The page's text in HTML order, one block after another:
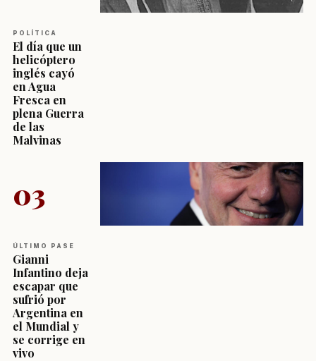
POLÍTICA
El día que un
helicóptero
inglés cayó
en Agua
Fresca en
plena Guerra
de las
Malvinas
03
ÚLTIMO PASE
Gianni
Infantino deja
escapar que
sufrió por
Argentina en
el Mundial y
se corrige en
vivo